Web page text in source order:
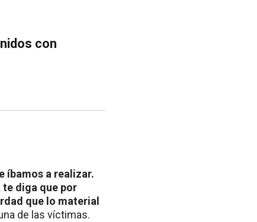
con
íbamos a realizar.
te diga que por
que lo material
de las víctimas.